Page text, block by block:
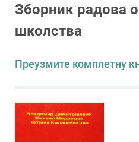
Зборник радова
школства
Преузмите комплетну